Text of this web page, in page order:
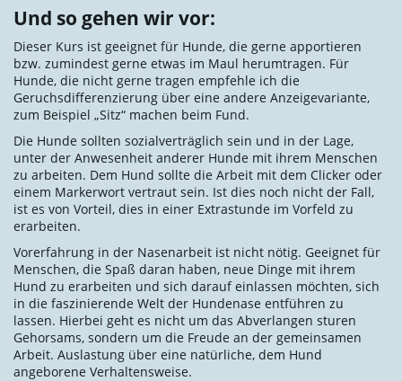
Und so gehen wir vor:
Dieser Kurs ist geeignet für Hunde, die gerne apportieren
bzw. zumindest gerne etwas im Maul herumtragen. Für
Hunde, die nicht gerne tragen empfehle ich die
Geruchsdifferenzierung über eine andere Anzeigevariante,
zum Beispiel „Sitz“ machen beim Fund.
Die Hunde sollten sozialverträglich sein und in der Lage,
unter der Anwesenheit anderer Hunde mit ihrem Menschen
zu arbeiten. Dem Hund sollte die Arbeit mit dem Clicker oder
einem Markerwort vertraut sein. Ist dies noch nicht der Fall,
ist es von Vorteil, dies in einer Extrastunde im Vorfeld zu
erarbeiten.
Vorerfahrung in der Nasenarbeit ist nicht nötig. Geeignet für
Menschen, die Spaß daran haben, neue Dinge mit ihrem
Hund zu erarbeiten und sich darauf einlassen möchten, sich
in die faszinierende Welt der Hundenase entführen zu
lassen. Hierbei geht es nicht um das Abverlangen sturen
Gehorsams, sondern um die Freude an der gemeinsamen
Arbeit. Auslastung über eine natürliche, dem Hund
angeborene Verhaltensweise.